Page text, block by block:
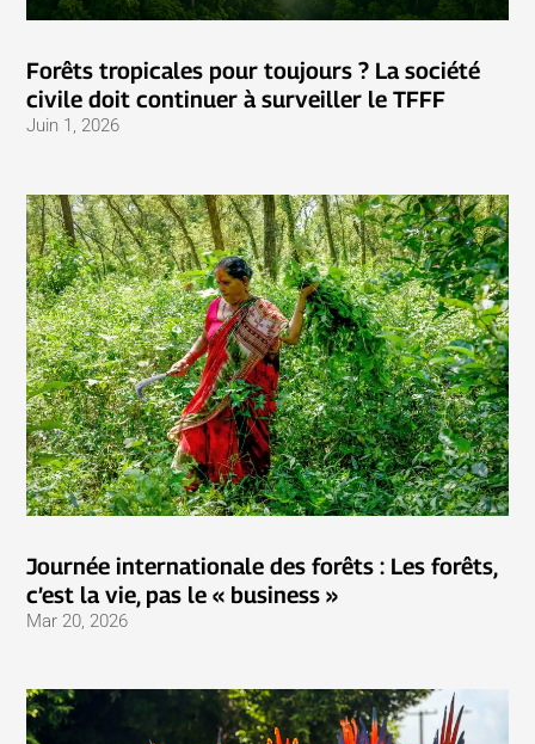
Forêts tropicales pour toujours ? La société
civile doit continuer à surveiller le TFFF
Juin 1, 2026
Journée internationale des forêts : Les forêts,
c’est la vie, pas le « business »
Mar 20, 2026